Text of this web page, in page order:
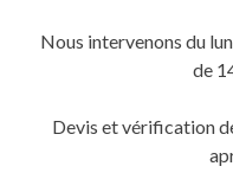
fenêtre)
Nous intervenons du
de
Devis et vérification